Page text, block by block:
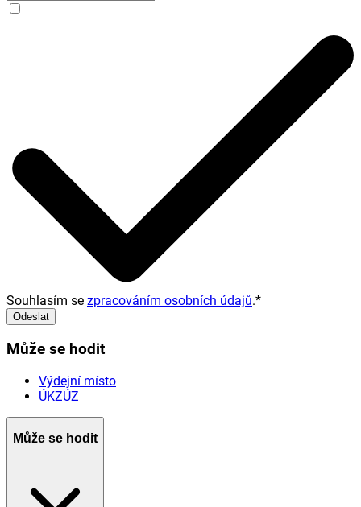
Souhlasím se zpracováním osobních údajů.*
Odeslat
Může se hodit
Výdejní místo
ÚKZÚZ
Může se hodit